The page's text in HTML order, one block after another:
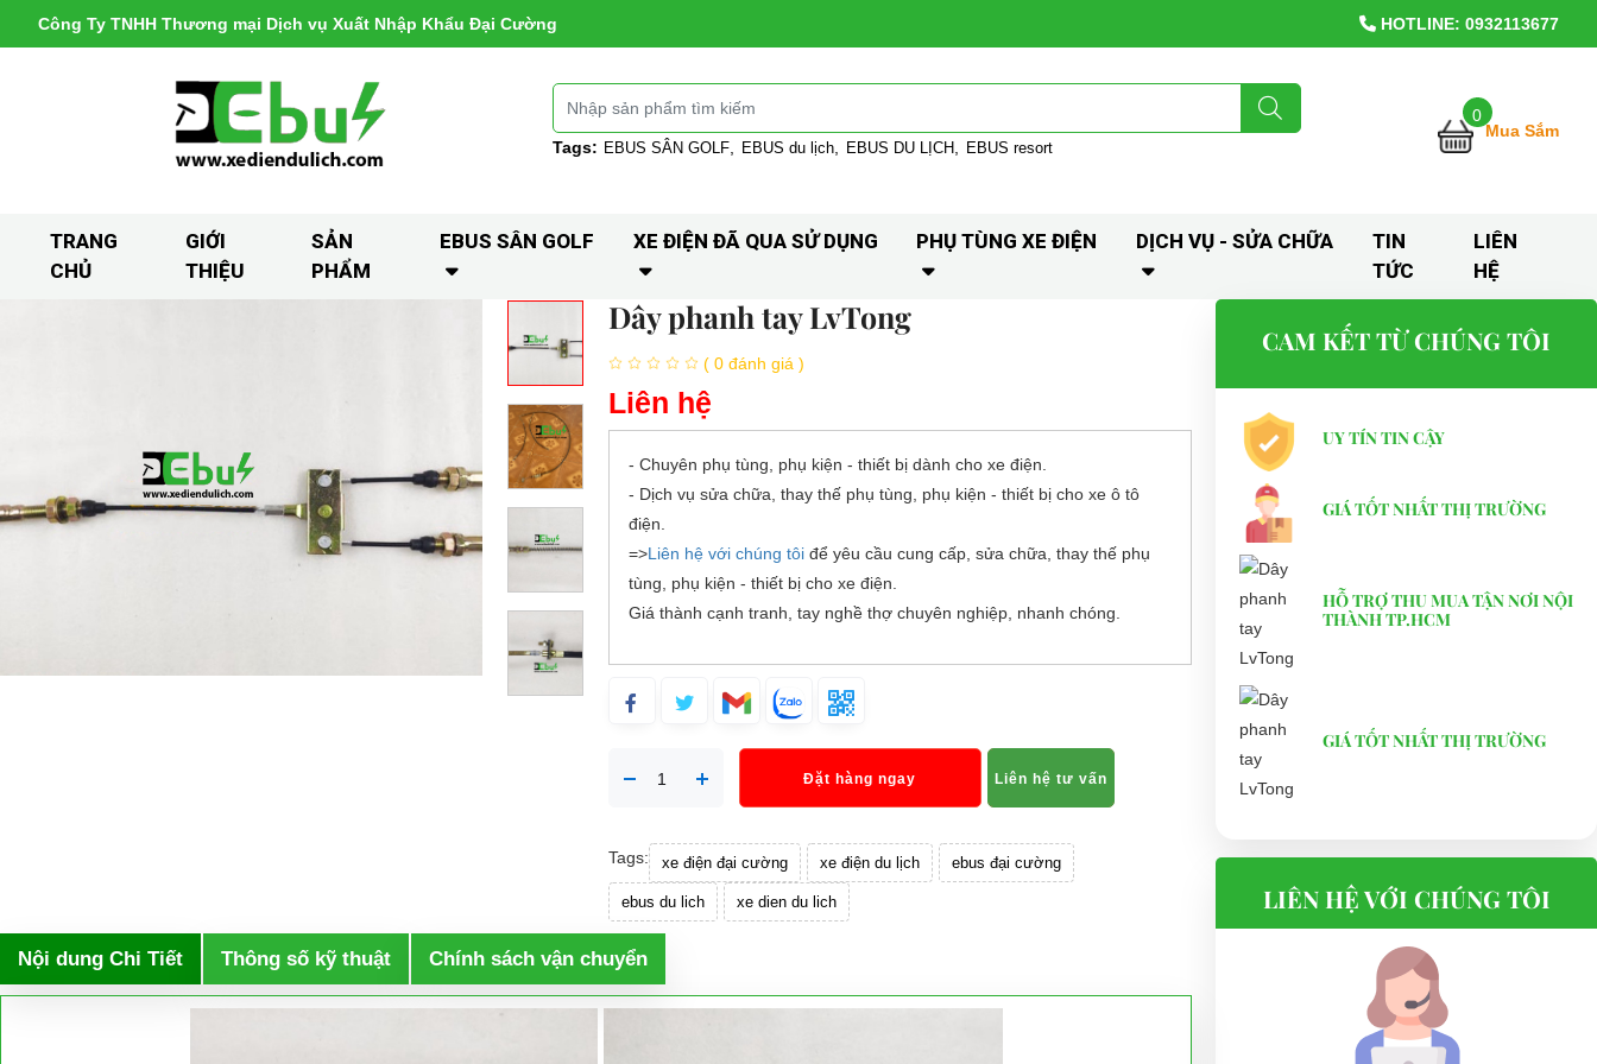
Công Ty TNHH Thương mại Dịch vụ Xuất Nhập Khẩu Đại Cường HOTLINE: 0932113677
Tags: EBUS SÂN GOLF EBUS du lịch EBUS DU LỊCH EBUS resort
0
Mua Sắm
TRANG
CHỦ
GIỚI
THIỆU
SẢN
PHẨM
EBUS SÂN GOLF XE ĐIỆN ĐÃ QUA SỬ DỤNG PHỤ TÙNG XE ĐIỆN DỊCH VỤ - SỬA CHỮA
TIN
TỨC
LIÊN
HỆ
Dây phanh tay LvTong
( 0 đánh giá )
Liên hệ
- Chuyên phụ tùng, phụ kiện - thiết bị dành cho xe điện.
- Dịch vụ sửa chữa, thay thế phụ tùng, phụ kiện - thiết bị cho xe ô tô
điện.
=>Liên hệ với chúng tôiđể yêu cầu cung cấp, sửa chữa, thay thế phụ
tùng, phụ kiện - thiết bị cho xe điện.
Giá thành cạnh tranh, tay nghề thợ chuyên nghiệp, nhanh chóng.
Đặt hàng ngay Liên hệ tư vấn
Tags: xe điện đại cường xe điện du lịch ebus đại cường
ebus du lich xe dien du lich
Nội dung Chi Tiết Thông số kỹ thuật Chính sách vận chuyển
CAM KẾT TỪ CHÚNG TÔI
UY TÍN TIN CẬY
GIÁ TỐT NHẤT THỊ TRƯỜNG
HỖ TRỢ THU MUA TẬN NƠI NỘI
THÀNH TP.HCM
GIÁ TỐT NHẤT THỊ TRƯỜNG
LIÊN HỆ VỚI CHÚNG TÔI